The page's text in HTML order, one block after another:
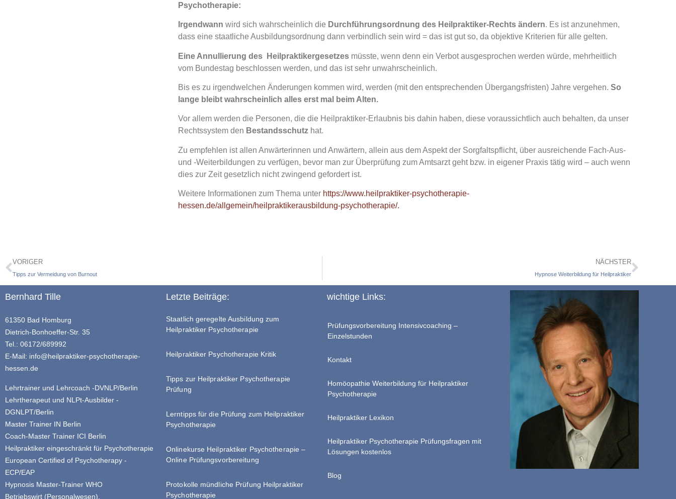
Psychotherapie:
Irgendwann wird sich wahrscheinlich die Durchführungsordnung des Heilpraktiker-Rechts ändern. Es ist anzunehmen,
dass eine staatliche Ausbildungsordnung dann verbindlich sein wird = das ist gut so, da objektive Kriterien für alle gelten.
Eine Annullierung des Heilpraktikergesetzes müsste, wenn denn ein Verbot ausgesprochen werden würde, mehrheitlich
vom Bundestag beschlossen werden, und das ist sehr unwahrscheinlich.
Bis es zu irgendwelchen Änderungen kommen wird, werden (mit den entsprechenden Übergangsfristen) Jahre vergehen.So
lange bleibt wahrscheinlich alles erst mal beim Alten.
Vor allem werden die Personen, die die Heilpraktiker-Erlaubnis bis dahin haben, diese voraussichtlich auch behalten, da unser
Rechtssystem den Bestandsschutz hat.
Zu empfehlen ist allen Anwärterinnen und Anwärtern, allein aus dem Aspekt der Sorgfaltspflicht, über ausreichende Fach-Aus-
und -Weiterbildungen zu verfügen, bevor man zur Überprüfung zum Amtsarzt geht bzw. in eigener Praxis tätig wird – auch wenn
dies zur Zeit gesetzlich nicht zwingend gefordert ist.
Weitere Informationen zum Thema unter https://www.heilpraktiker-psychotherapie-
hessen.de/allgemein/heilpraktikerausbildung-psychotherapie/.
VORIGER
Tipps zur Vermeidung von Burnout
NÄCHSTER
Hypnose Weiterbildung für Heilpraktiker
Bernhard Tille
61350 Bad Homburg
Dietrich-Bonhoeffer-Str. 35
Tel.: 06172/689992
E-Mail: info@heilpraktiker-psychotherapie-
hessen.de
Lehrtrainer und Lehrcoach -DVNLP/Berlin
Lehrtherapeut und NLPt-Ausbilder -
DGNLPT/Berlin
Master Trainer IN Berlin
Coach-Master Trainer ICI Berlin
Heilpraktiker eingeschränkt für Psychotherapie
European Certified of Psychotherapy -
ECP/EAP
Hypnosis Master-Trainer WHO
Betriebswirt (Personalwesen).
Letzte Beiträge:
Staatlich geregelte Ausbildung zum
Heilpraktiker Psychotherapie
Heilpraktiker Psychotherapie Kritik
Tipps zur Heilpraktiker Psychotherapie
Prüfung
Lerntipps für die Prüfung zum Heilpraktiker
Psychotherapie
Onlinekurse Heilpraktiker Psychotherapie –
Online Prüfungsvorbereitung
Protokolle mündliche Prüfung Heilpraktiker
Psychotherapie
wichtige Links:
Prüfungsvorbereitung Intensivcoaching –
Einzelstunden
Kontakt
Homöopathie Weiterbildung für Heilpraktiker
Psychotherapie
Heilpraktiker Lexikon
Heilpraktiker Psychotherapie Prüfungsfragen mit
Lösungen kostenlos
Blog